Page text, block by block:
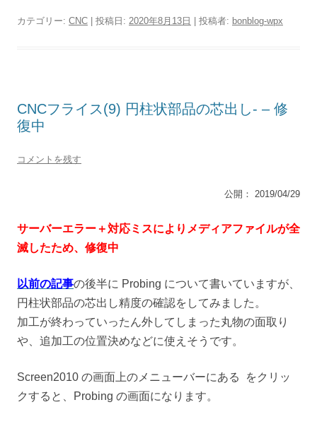
カテゴリー: CNC | 投稿日: 2020年8月13日 | 投稿者: bonblog-wpx
CNCフライス(9) 円柱状部品の芯出し- – 修
復中
コメントを残す
公開： 2019/04/29
サーバーエラー＋対応ミスによりメディアファイルが全
滅したため、修復中
以前の記事の後半に Probing について書いていますが、
円柱状部品の芯出し精度の確認をしてみました。
加工が終わっていったん外してしまった丸物の面取り
や、追加工の位置決めなどに使えそうです。
Screen2010 の画面上のメニューバーにある
をクリッ
クすると、Probing の画面になります。